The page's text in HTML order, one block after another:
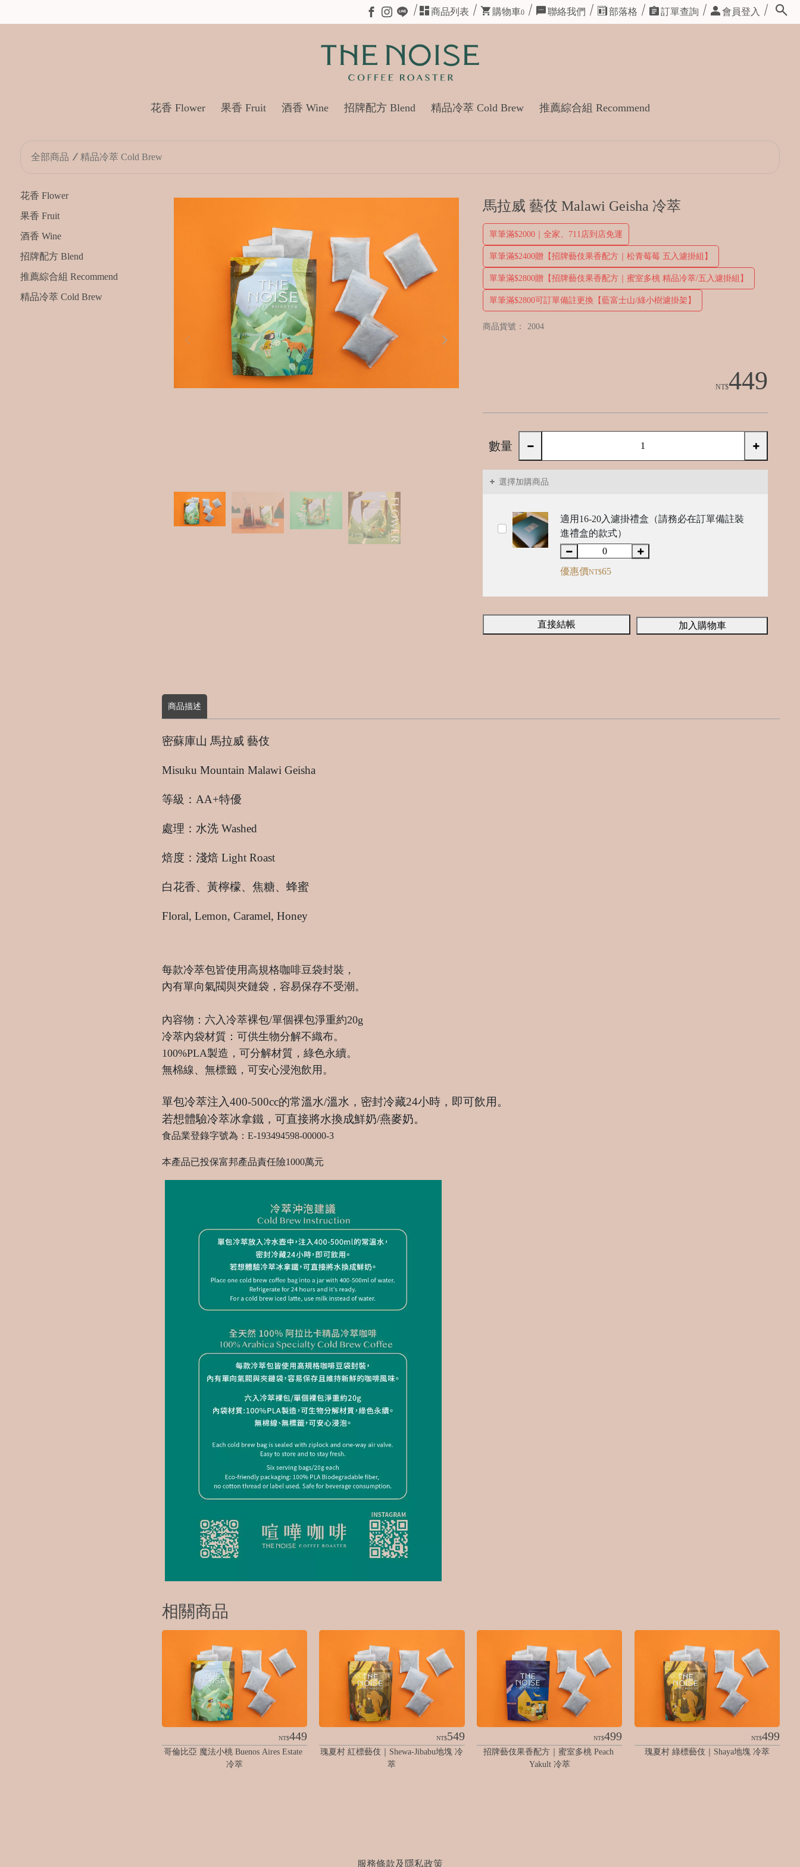
商品列表 購物車0 聯絡我們 部落格 訂單查詢 會員登入
花香 Flower 果香 Fruit 酒香 Wine 招牌配方 Blend 精品冷萃 Cold Brew 推薦綜合組 Recommend
全部商品 精品冷萃 Cold Brew
花香 Flower
果香 Fruit
酒香 Wine
招牌配方 Blend
推薦綜合組 Recommend
精品冷萃 Cold Brew
馬拉威 藝伎 Malawi Geisha 冷萃
單筆滿$2000｜全家、711店到店免運
單筆滿$2400贈【招牌藝伎果香配方｜松青莓莓 五入濾掛組】
單筆滿$2800贈【招牌藝伎果香配方｜蜜室多桃 精品冷萃/五入濾掛組】
單筆滿$2800可訂單備註更換【藍富士山/綠小樹濾掛架】
商品貨號： 2004
NT$449
數量
選擇加購商品
適用16-20入濾掛禮盒（請務必在訂單備註裝
進禮盒的款式）
優惠價NT$65
直接結帳 加入購物車
商品描述
密蘇庫山 馬拉威 藝伎
Misuku Mountain Malawi Geisha
等級：AA+特優
處理：水洗 Washed
焙度：淺焙 Light Roast
白花香、黃檸檬、焦糖、蜂蜜
Floral, Lemon, Caramel, Honey
每款冷萃包皆使用高規格咖啡豆袋封裝，
內有單向氣閥與夾鏈袋，容易保存不受潮。
內容物：六入冷萃裸包/單個裸包淨重約20g
冷萃內袋材質：可供生物分解不織布。
100%PLA製造，可分解材質，綠色永續。
無棉線、無標籤，可安心浸泡飲用。
單包冷萃注入400-500cc的常溫水/溫水，密封冷藏24小時，即可飲用。
若想體驗冷萃冰拿鐵，可直接將水換成鮮奶/燕麥奶。
食品業登錄字號為：E-193494598-00000-3
本產品已投保富邦產品責任險1000萬元
相關商品
NT$449
哥倫比亞 魔法小桃 Buenos Aires Estate
冷萃
NT$549
瑰夏村 紅標藝伎｜Shewa-Jibabu地塊 冷
萃
NT$499
招牌藝伎果香配方｜蜜室多桃 Peach
Yakult 冷萃
NT$499
瑰夏村 綠標藝伎｜Shaya地塊 冷萃
服務條款及隱私政策